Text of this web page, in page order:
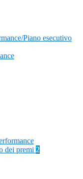
Piano esecutivo
dei premi 2